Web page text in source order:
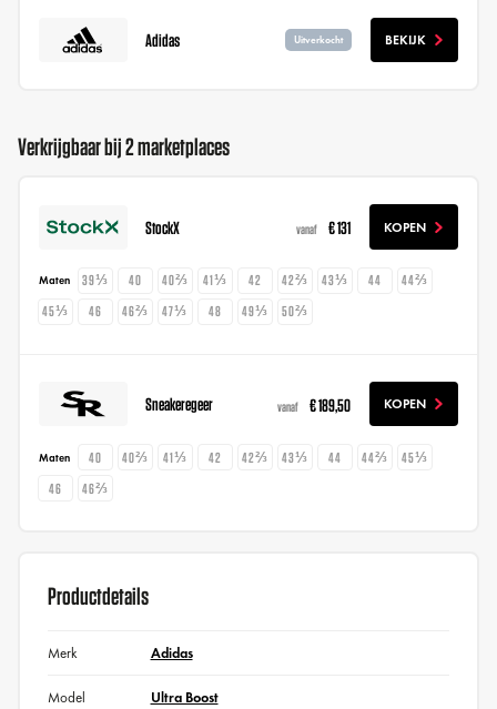
Adidas Uitverkocht BEKIJK
Verkrijgbaar bij 2 marketplaces
StockX vanaf € 131 KOPEN
Maten 39⅓ 40 40⅔ 41⅓ 42 42⅔ 43⅓ 44
44⅔
45⅓
46 46⅔ 47⅓ 48 49⅓ 50⅔
Sneakeregeer vanaf € 189,50 KOPEN
Maten 40 40⅔ 41⅓ 42 42⅔ 43⅓ 44 44⅔
45⅓
46
46⅔
Productdetails
Merk Adidas
Model Ultra Boost